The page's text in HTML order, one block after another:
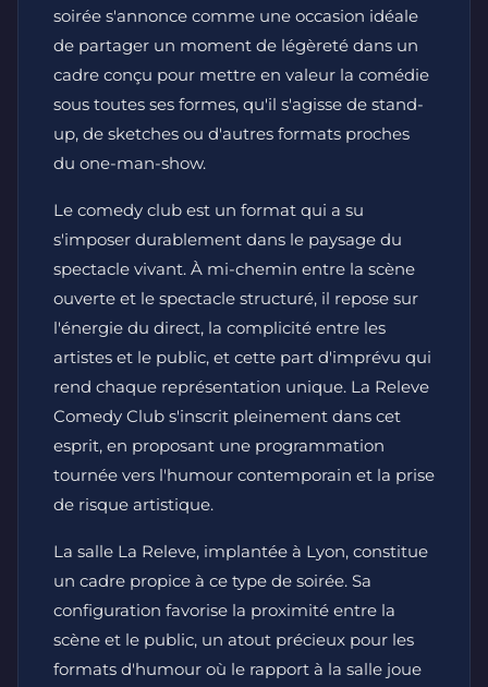
soirée s'annonce comme une occasion idéale
de partager un moment de légèreté dans un
cadre conçu pour mettre en valeur la comédie
sous toutes ses formes, qu'il s'agisse de stand-
up, de sketches ou d'autres formats proches
du one-man-show.
Le comedy club est un format qui a su
s'imposer durablement dans le paysage du
spectacle vivant. À mi-chemin entre la scène
ouverte et le spectacle structuré, il repose sur
l'énergie du direct, la complicité entre les
artistes et le public, et cette part d'imprévu qui
rend chaque représentation unique. La Releve
Comedy Club s'inscrit pleinement dans cet
esprit, en proposant une programmation
tournée vers l'humour contemporain et la prise
de risque artistique.
La salle La Releve, implantée à Lyon, constitue
un cadre propice à ce type de soirée. Sa
configuration favorise la proximité entre la
scène et le public, un atout précieux pour les
formats d'humour où le rapport à la salle joue